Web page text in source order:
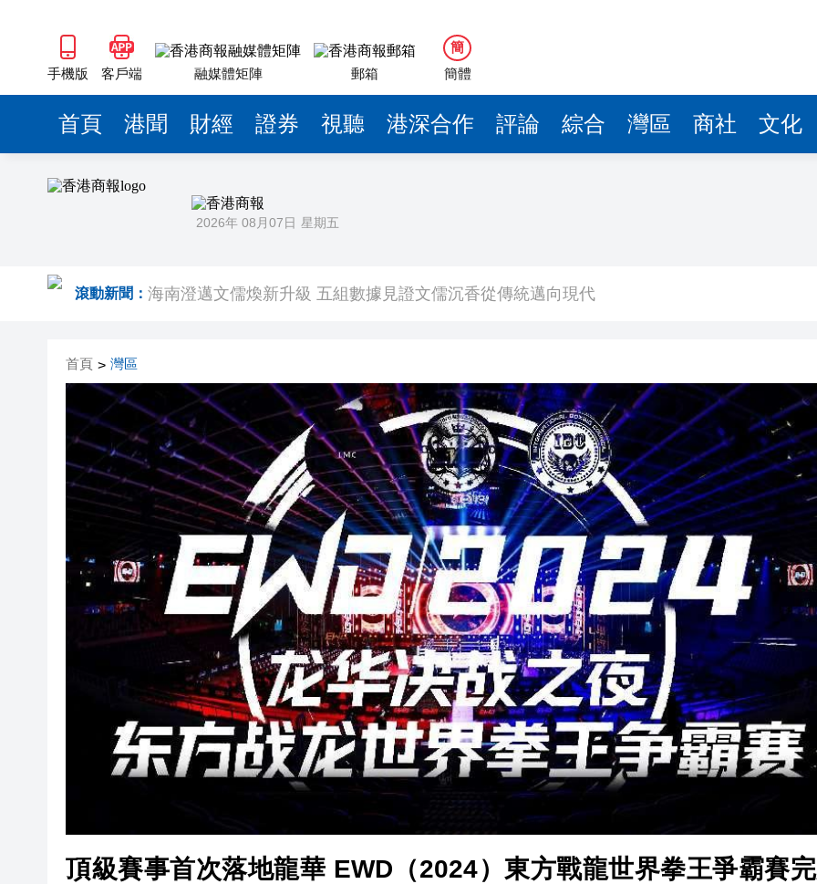
手機版 客戶端 融媒體矩陣 郵箱
簡
簡體
首頁 港聞 財經 證券 視聽 港深合作 評論 綜合 灣區 商社 文化
2026年 08月07日 星期五
滾動新聞：
2025年海南儋州以舊換新帶動消費約18億元
山東26戶省屬國企去年合計營收2.58萬億 利潤總額近936億
瀋陽鐵西校園閱讀活動解鎖閱讀新玩法
50餘位頂尖專家共話時代命題
梁振英率港區全國政協委員考察團來瓊考察
瀋陽鐵西校園閱讀活動解鎖閱讀新玩法
閩粵贛三地漢樂藝術家齊聚深圳，共奏客家文化傳承新篇章
黎智英案｜吳良好：依法公正處理黎智英求情 罪證如山豈能妄想輕判
50餘位頂尖專家共話時代命題
海南澄邁文儒煥新升級 五組數據見證文儒沉香從傳統邁向現代
梁振英率港區全國政協委員考察團來瓊考察
2025年海南儋州以舊換新帶動消費約18億元
山東26戶省屬國企去年合計營收2.58萬億 利潤總額近936億
瀋陽鐵西校園閱讀活動解鎖閱讀新玩法
閩粵贛三地漢樂藝術家齊聚深圳，共奏客家文化傳承新篇章
首頁 > 灣區
頂級賽事首次落地龍華 EWD（2024）東方戰龍世界拳王爭霸賽